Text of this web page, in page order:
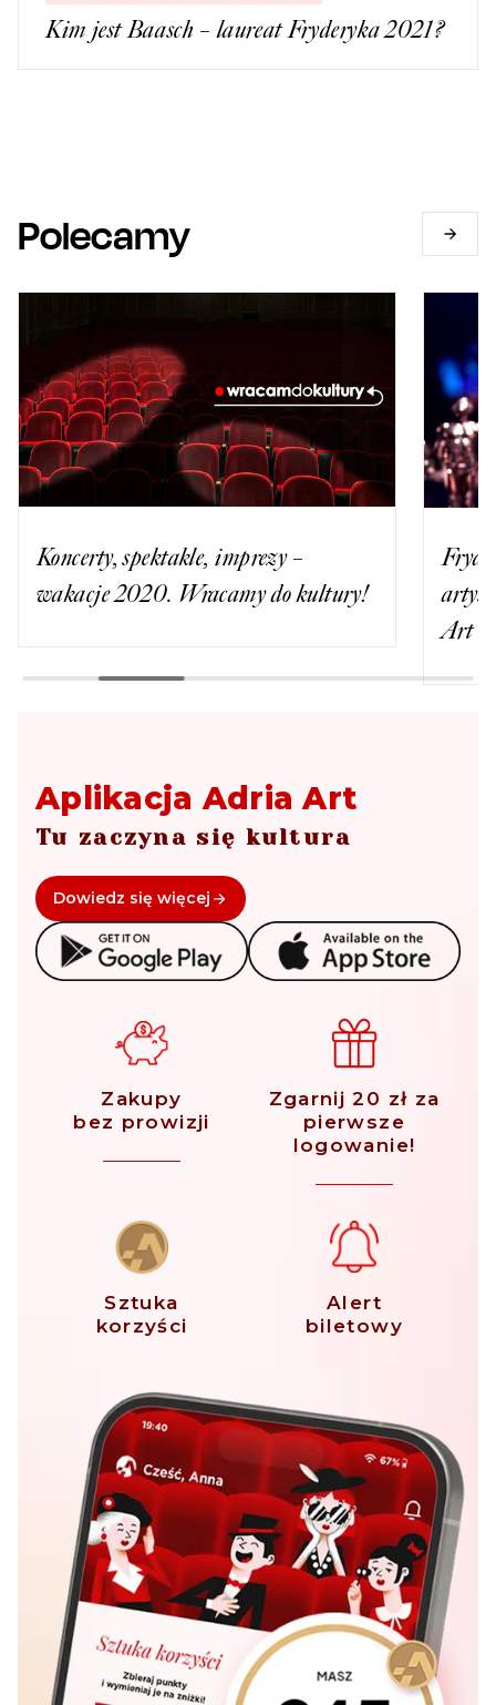
Kim jest Baasch – laureat Fryderyka 2021?
Polecamy
Koncerty, spektakle, imprezy –
wakacje 2020. Wracamy do kultury!
Art
Aplikacja Adria Art
Tu zaczyna się kultura
Dowiedz się więcej
Zakupy
bez prowizji
Zgarnij 20 zł za
pierwsze
logowanie!
Sztuka
korzyści
Alert
biletowy